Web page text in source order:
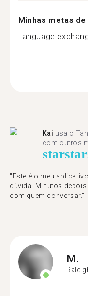
Minhas metas
Language
Kai usa o
com outros
starstar
"Este é o meu
dúvida. Minutos
com quem conversar."
M.